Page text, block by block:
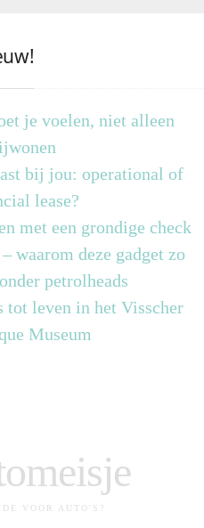
je voelen, niet alleen
bij jou: operational of
lease?
met een grondige check
waarom deze gadget zo
petrolheads
tot leven in het Visscher
Museum
VOOR AUTO'S?